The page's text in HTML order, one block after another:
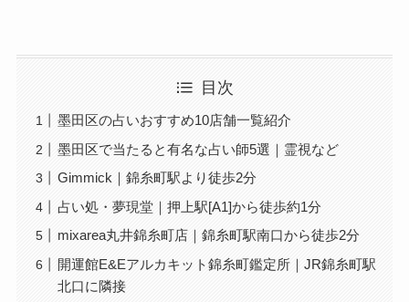
目次
墨田区の占いおすすめ10店舗一覧紹介
墨田区で当たると有名な占い師5選｜霊視など
Gimmick｜錦糸町駅より徒歩2分
占い処・夢現堂｜押上駅[A1]から徒歩約1分
mixarea丸井錦糸町店｜錦糸町駅南口から徒歩2分
開運館E&Eアルカキット錦糸町鑑定所｜JR錦糸町駅
北口に隣接